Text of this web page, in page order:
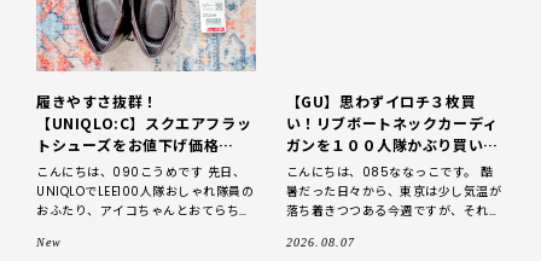
履きやすさ抜群！
【UNIQLO:C】スクエアフラッ
トシューズをお値下げ価格
1290円で購入！
こんにちは、090こうめです 先日、
UNIQLOでLEE100人隊おしゃれ隊員の
おふたり、アイコちゃんとおてらちゃ
た https://lee.hpplu
New
【GU】思わずイロチ３枚買
い！リブボートネックカーディ
ガンを１００人隊かぶり買いし
ました。
こんにちは、085ななっこです。 酷
暑だった日々から、東京は少し気温が
落ち着きつつある今週ですが、それで
近久しぶりにGUで購入した商品をご
2026.08.07